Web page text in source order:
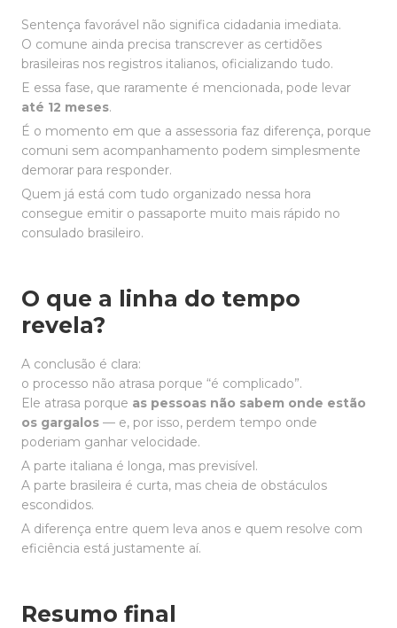
Sentença favorável não significa cidadania imediata.
O comune ainda precisa transcrever as certidões
brasileiras nos registros italianos, oficializando tudo.
E essa fase, que raramente é mencionada, pode levar
até 12 meses.
É o momento em que a assessoria faz diferença, porque
comuni sem acompanhamento podem simplesmente
demorar para responder.
Quem já está com tudo organizado nessa hora
consegue emitir o passaporte muito mais rápido no
consulado brasileiro.
O que a linha do tempo
revela?
A conclusão é clara:
o processo não atrasa porque “é complicado”.
Ele atrasa porque as pessoas não sabem onde estão
os gargalos — e, por isso, perdem tempo onde
poderiam ganhar velocidade.
A parte italiana é longa, mas previsível.
A parte brasileira é curta, mas cheia de obstáculos
escondidos.
A diferença entre quem leva anos e quem resolve com
eficiência está justamente aí.
Resumo final